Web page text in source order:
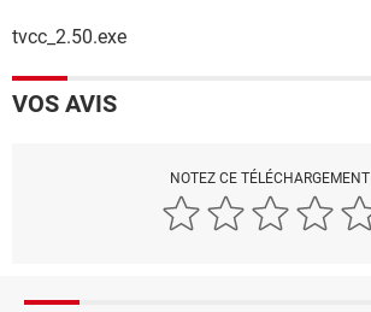
tvcc_2.50.exe
VOS AVIS
NOTEZ CE TÉLÉCHARGEMENT